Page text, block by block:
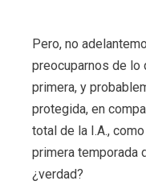
Pero, no
preocuparnos de lo
primera, y
protegida, en
total de la I.A.,
primera temporada
¿verdad?